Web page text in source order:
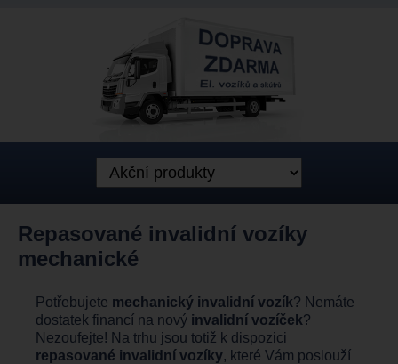
Repasované invalidní vozíky
mechanické
Potřebujete mechanický invalidní vozík? Nemáte
dostatek financí na nový invalidní vozíček?
Nezoufejte! Na trhu jsou totiž k dispozici
repasované invalidní vozíky, které Vám poslouží